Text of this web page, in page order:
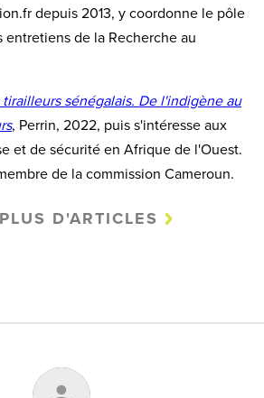
depuis 2013, y coordonne le pôle
entretiens de la Recherche au
tirailleurs sénégalais. De l'indigène au
, Perrin, 2022, puis s'intéresse aux
et de sécurité en Afrique de l'Ouest.
de la commission Cameroun.
D'ARTICLES